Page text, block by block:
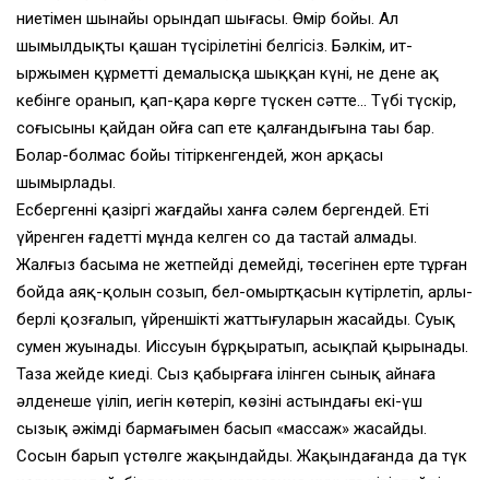
ниетіңмен шынайы орындап шығасың. Өмір бойы. Ал
шымылдықтың қашан түсірілетіні белгісіз. Бәлкім, ит-
ыржыңмен құрметті демалысқа шыққан күні, не денең ақ
кебінге оранып, қап-қара көрге түскен сәтте… Түбің түскір,
соңғысының қайдан ойға сап ете қалғандығына таңы бар.
Болар-болмас бойы тітіркенгендей, жон арқасы
шымырлады.
Есбергеннің қазіргі жағдайы ханға сәлем бергендей. Еті
үйренген ғадетті мұнда келген соң да тастай алмады.
Жалғыз басыма не жетпейді демейді, төсегінен ерте тұрған
бойда аяқ-қолын созып, бел-омыртқасын күтірлетіп, арлы-
берлі қозғалып, үйреншікті жаттығуларын жасайды. Суық
сумен жуынады. Иіссуын бұрқыратып, асықпай қырынады.
Таза жейде киеді. Сыз қабырғаға ілінген сынық айнаға
әлденеше үңіліп, иегін көтеріп, көзінің астындағы екі-үш
сызық әжімді бармағымен басып «массаж» жасайды.
Сосын барып үстөлге жақындайды. Жақындағанда да түк